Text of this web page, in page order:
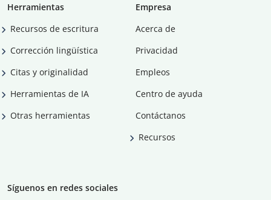
Herramientas
Recursos de escritura
Corrección lingüística
Citas y originalidad
Herramientas de IA
Otras herramientas
Empresa
Acerca de
Privacidad
Empleos
Centro de ayuda
Contáctanos
Recursos
Síguenos en redes sociales